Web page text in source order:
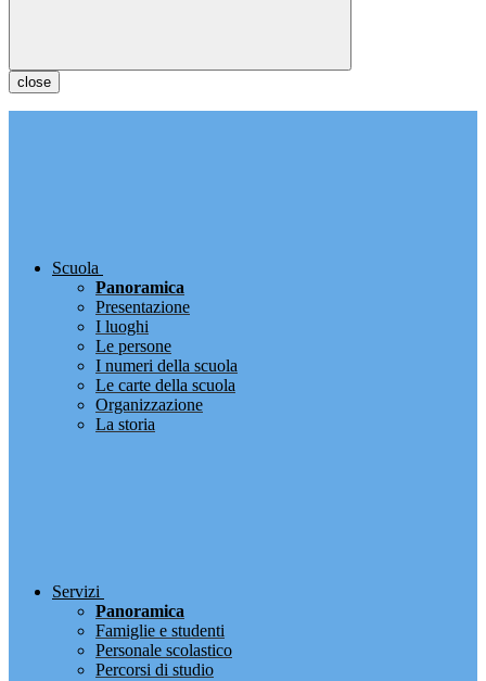
close
Scuola
Panoramica
Presentazione
I luoghi
Le persone
I numeri della scuola
Le carte della scuola
Organizzazione
La storia
Servizi
Panoramica
Famiglie e studenti
Personale scolastico
Percorsi di studio